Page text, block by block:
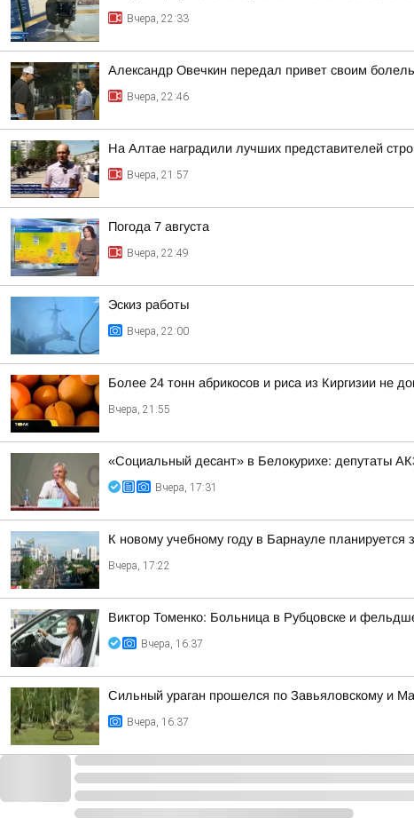
Вчера, 22:33
Александр Овечкин передал привет своим
Вчера, 22:46
На Алтае наградили лучших представителей
Вчера, 21:57
Погода 7 августа
Вчера, 22:49
Эскиз работы
Вчера, 22:00
Более 24 тонн абрикосов и риса из Киргизии не
Вчера, 21:55
«Социальный десант» в Белокурихе: депутаты
Вчера, 17:31
К новому учебному году в Барнауле
Вчера, 17:22
Виктор Томенко: Больница в Рубцовске и
Вчера, 16:37
Сильный ураган прошелся по Завьяловскому и
Вчера, 16:37